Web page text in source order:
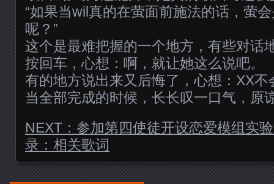
“如果当wil真的在萤面前施法的话，萤
呢？”
这个是最难把握的一个地方，有些对话
按回车，心想：啊，就让她这么说吧。
有的地方说出来又后悔了，心想：XX
当全部完成的时候，长长叹一口气，
NEXT：参加第四使徒开设恋爱模组实
录：相关歌词